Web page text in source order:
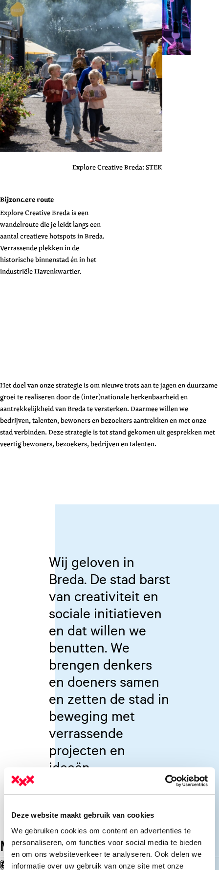
Deze website maakt gebruik van cookies
We gebruiken cookies om content en advertenties te
personaliseren, om functies voor social media te bieden
en om ons websiteverkeer te analyseren. Ook delen we
informatie over uw gebruik van onze site met onze
Explore Creative Breda: STEK
Bijzondere route
Explore Creative Breda is een
wandelroute die je leidt langs een
aantal creatieve hotspots in Breda.
Verrassende plekken in de
historische binnenstad én in het
industriële Havenkwartier.
Het doel van onze strategie is om nieuwe trots aan te jagen en duurzame
groei te realiseren door de (inter)nationale herkenbaarheid en
aantrekkelijkheid van Breda te versterken. Daarmee willen we
bedrijven, talenten, bewoners en bezoekers aantrekken en met onze
stad verbinden. Deze strategie is tot stand gekomen uit gesprekken met
veertig bewoners, bezoekers, bedrijven en talenten.
Wij geloven in
Breda. De stad barst
van creativiteit en
sociale initiatieven
en dat willen we
benutten. We
brengen denkers
en doeners samen
en zetten de stad in
beweging met
verrassende
projecten en
ideeën.
MANIFEST
All for one, one for all